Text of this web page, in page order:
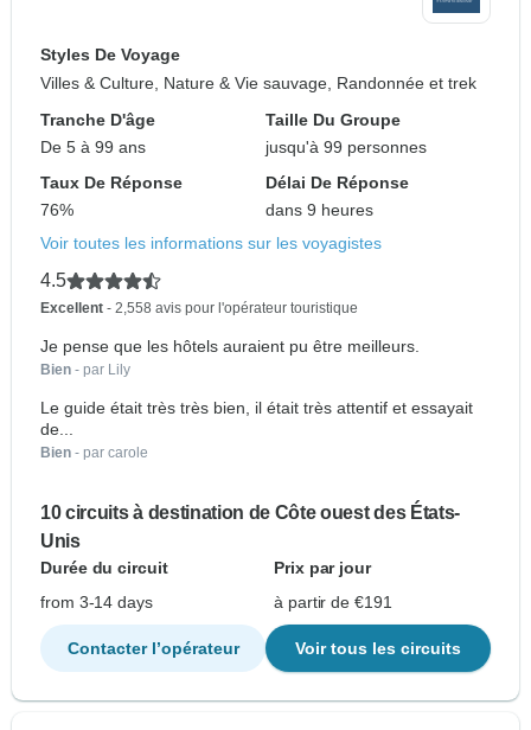
Styles De Voyage
Villes & Culture, Nature & Vie sauvage, Randonnée et trek
Tranche D'âge
De 5 à 99 ans
Taille Du Groupe
jusqu'à 99 personnes
Taux De Réponse
76%
Délai De Réponse
dans 9 heures
Voir toutes les informations sur les voyagistes
4.5
Excellent - 2,558 avis pour l'opérateur touristique
Je pense que les hôtels auraient pu être meilleurs.
Bien - par Lily
Le guide était très très bien, il était très attentif et essayait
de...
Bien - par carole
10 circuits à destination de Côte ouest des États-
Unis
Durée du circuit
Prix par jour
from 3-14 days
à partir de €191
Contacter l’opérateur Voir tous les circuits